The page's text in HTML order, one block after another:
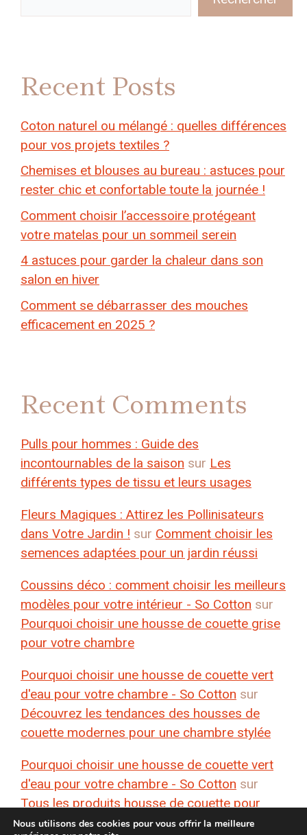
Recent Posts
Coton naturel ou mélangé : quelles différences
pour vos projets textiles ?
Chemises et blouses au bureau : astuces pour
rester chic et confortable toute la journée !
Comment choisir l’accessoire protégeant
votre matelas pour un sommeil serein
4 astuces pour garder la chaleur dans son
salon en hiver
Comment se débarrasser des mouches
efficacement en 2025 ?
Recent Comments
Pulls pour hommes : Guide des
incontournables de la saison sur Les
différents types de tissu et leurs usages
Fleurs Magiques : Attirez les Pollinisateurs
dans Votre Jardin ! sur Comment choisir les
semences adaptées pour un jardin réussi
Coussins déco : comment choisir les meilleurs
modèles pour votre intérieur - So Cotton sur
Pourquoi choisir une housse de couette grise
pour votre chambre
Pourquoi choisir une housse de couette vert
d'eau pour votre chambre - So Cotton sur
Découvrez les tendances des housses de
couette modernes pour une chambre stylée
Pourquoi choisir une housse de couette vert
d'eau pour votre chambre - So Cotton sur
Tous les produits housse de couette pour
votre chambre
Nous utilisons des cookies pour vous offrir la meilleure